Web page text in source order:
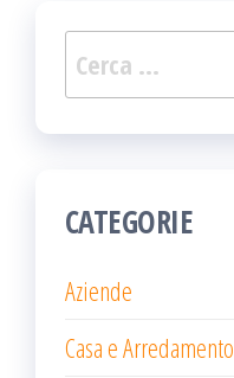
Ricerca
per:
CATEGORIE
Aziende
Casa e Arredamento